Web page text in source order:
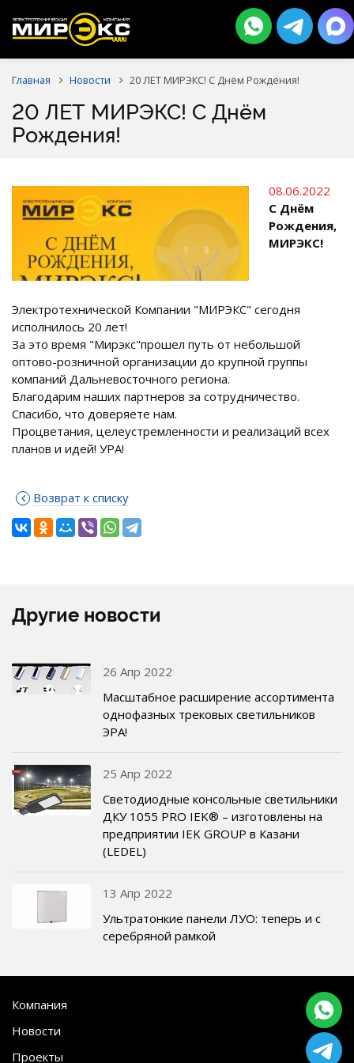
Главная Новости 20 ЛЕТ МИРЭКС! С Днём Рождения!
20 ЛЕТ МИРЭКС! С Днём
Рождения!
08.06.2022
С Днём
Рождения,
МИРЭКС!
Электротехнической Компании "МИРЭКС" сегодня
исполнилось 20 лет!
За это время "Мирэкс"прошел путь от небольшой
оптово-розничной организации до крупной группы
компаний Дальневосточного региона.
Благодарим наших партнеров за сотрудничество.
Спасибо, что доверяете нам.
Процветания, целеустремленности и реализаций всех
планов и идей! УРА!
Возврат к списку
Другие новости
26 Апр 2022
Масштабное расширение ассортимента
однофазных трековых светильников
ЭРА!
25 Апр 2022
Светодиодные консольные светильники
ДКУ 1055 PRO IEK® – изготовлены на
предприятии IEK GROUP в Казани
(LEDEL)
13 Апр 2022
Ультратонкие панели ЛУО: теперь и с
серебряной рамкой
Компания
Новости
Проекты